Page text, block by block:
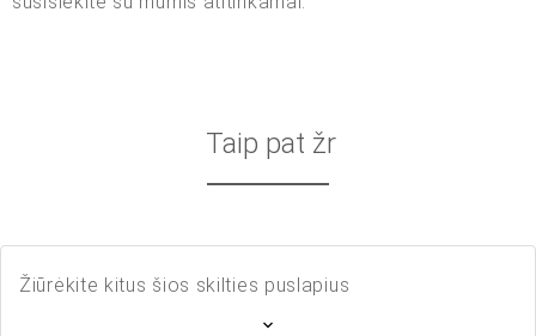
Taip pat žr
Žiūrėkite kitus šios skilties puslapius